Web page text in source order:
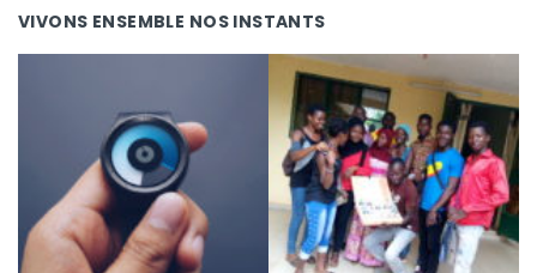
VIVONS ENSEMBLE NOS INSTANTS